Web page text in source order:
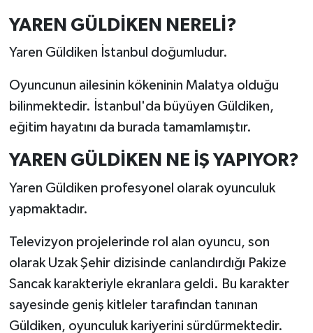
YAREN GÜLDİKEN NERELİ?
Yaren Güldiken İstanbul doğumludur.
Oyuncunun ailesinin kökeninin Malatya olduğu
bilinmektedir. İstanbul'da büyüyen Güldiken,
eğitim hayatını da burada tamamlamıştır.
YAREN GÜLDİKEN NE İŞ YAPIYOR?
Yaren Güldiken profesyonel olarak oyunculuk
yapmaktadır.
Televizyon projelerinde rol alan oyuncu, son
olarak Uzak Şehir dizisinde canlandırdığı Pakize
Sancak karakteriyle ekranlara geldi. Bu karakter
sayesinde geniş kitleler tarafından tanınan
Güldiken, oyunculuk kariyerini sürdürmektedir.